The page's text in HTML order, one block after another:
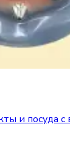
и посуда